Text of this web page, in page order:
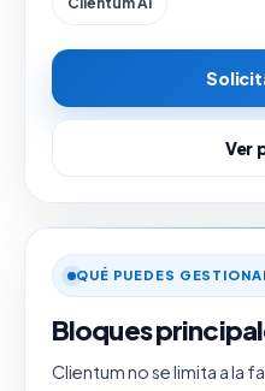
Ver
QUÉ PUEDES
Bloques
Clientum no se limita a la